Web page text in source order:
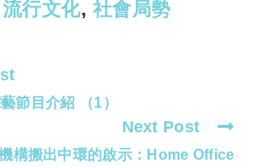
流行文化, 社會局勢
節目介紹 （1）
Next Post
機構搬出中環的啟示：Home Office